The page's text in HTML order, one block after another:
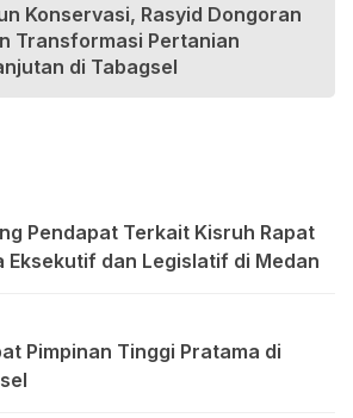
Konservasi, Rasyid Dongoran
Transformasi Pertanian
di Tabagsel
Pendapat Terkait Kisruh Rapat
Eksekutif dan Legislatif di Medan
Pimpinan Tinggi Pratama di